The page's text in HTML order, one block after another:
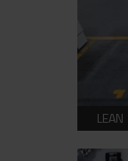
LEAN